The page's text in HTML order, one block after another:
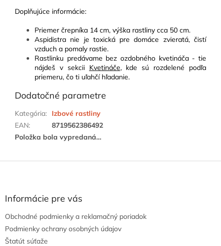
Doplňujúce informácie:
Priemer črepníka 14 cm, výška rastliny cca 50 cm.
Aspidistra nie je toxická pre domáce zvieratá, čistí
vzduch a pomaly rastie.
Rastlinku predávame bez ozdobného kvetináča - tie
nájdeš v sekcii Kvetináče, kde sú rozdelené podľa
priemeru, čo ti uľahčí hľadanie.
Dodatočné parametre
Kategória:
Izbové rastliny
EAN:
8719562386492
Položka bola vypredaná…
Z
Informácie pre vás
Obchodné podmienky a reklamačný poriadok
Podmienky ochrany osobných údajov
Štatút súťaže